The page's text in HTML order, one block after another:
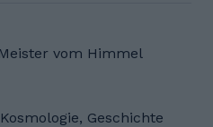
vom Himmel
Geschichte